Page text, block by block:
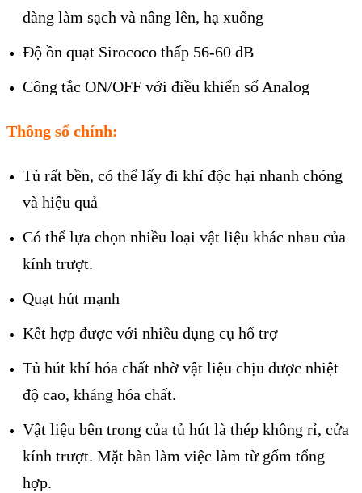
dàng làm sạch và nâng lên, hạ xuống
Độ ồn quạt Sirococo thấp 56-60 dB
Công tắc ON/OFF với điều khiển số Analog
Thông số chính:
Tủ rất bền, có thể lấy đi khí độc hại nhanh chóng
và hiệu quả
Có thể lựa chọn nhiều loại vật liệu khác nhau của
kính trượt.
Quạt hút mạnh
Kết hợp được với nhiều dụng cụ hổ trợ
Tủ hút khí hóa chất nhờ vật liệu chịu được nhiệt
độ cao, kháng hóa chất.
Vật liệu bên trong của tủ hút là thép không rỉ, cửa
kính trượt. Mặt bàn làm việc làm từ gốm tổng
hợp.